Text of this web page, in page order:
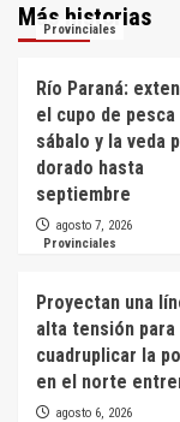
Más historias
Provinciales
Río Paraná:
el cupo de pesca
sábalo y la veda
dorado hasta
septiembre
agosto 7, 2026
Provinciales
Proyectan una
alta tensión para
cuadruplicar la
en el norte
agosto 6, 2026